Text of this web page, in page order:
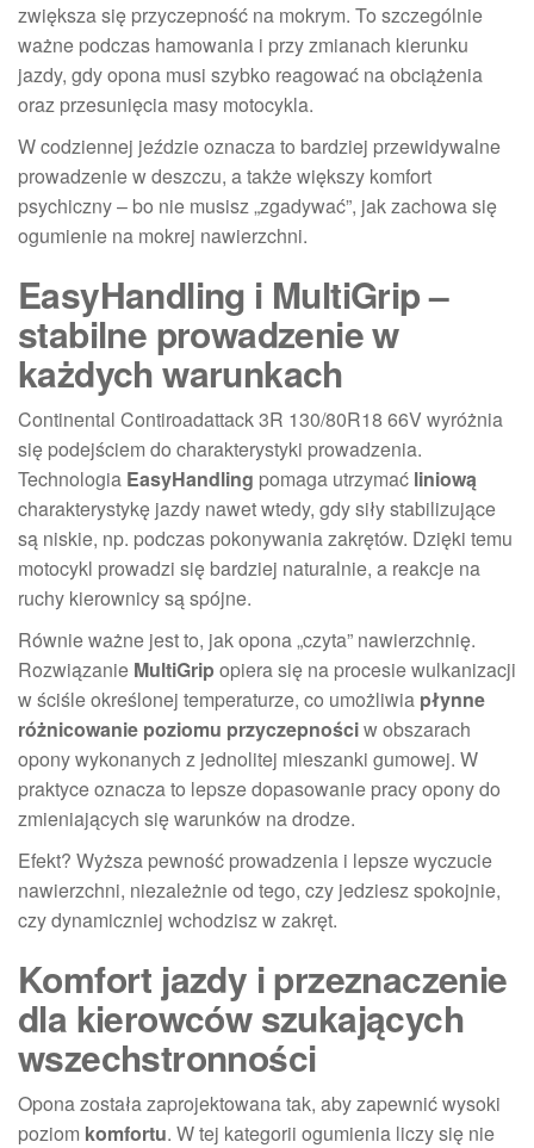
zwiększa się przyczepność na mokrym. To szczególnie
ważne podczas hamowania i przy zmianach kierunku
jazdy, gdy opona musi szybko reagować na obciążenia
oraz przesunięcia masy motocykla.
W codziennej jeździe oznacza to bardziej przewidywalne
prowadzenie w deszczu, a także większy komfort
psychiczny – bo nie musisz „zgadywać”, jak zachowa się
ogumienie na mokrej nawierzchni.
EasyHandling i MultiGrip –
stabilne prowadzenie w
każdych warunkach
Continental Contiroadattack 3R 130/80R18 66V wyróżnia
się podejściem do charakterystyki prowadzenia.
Technologia EasyHandling pomaga utrzymać liniową
charakterystykę jazdy nawet wtedy, gdy siły stabilizujące
są niskie, np. podczas pokonywania zakrętów. Dzięki temu
motocykl prowadzi się bardziej naturalnie, a reakcje na
ruchy kierownicy są spójne.
Równie ważne jest to, jak opona „czyta” nawierzchnię.
Rozwiązanie MultiGrip opiera się na procesie wulkanizacji
w ściśle określonej temperaturze, co umożliwia płynne
różnicowanie poziomu przyczepnościw obszarach
opony wykonanych z jednolitej mieszanki gumowej. W
praktyce oznacza to lepsze dopasowanie pracy opony do
zmieniających się warunków na drodze.
Efekt? Wyższa pewność prowadzenia i lepsze wyczucie
nawierzchni, niezależnie od tego, czy jedziesz spokojnie,
czy dynamiczniej wchodzisz w zakręt.
Komfort jazdy i przeznaczenie
dla kierowców szukających
wszechstronności
Opona została zaprojektowana tak, aby zapewnić wysoki
poziom komfortu. W tej kategorii ogumienia liczy się nie